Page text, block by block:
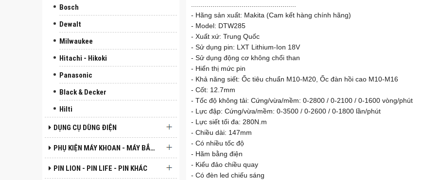
Bosch
Dewalt
Milwaukee
Hitachi - Hikoki
Panasonic
Black & Decker
Hilti
DỤNG CỤ DÙNG ĐIỆN
PHỤ KIỆN MÁY KHOAN - MÁY BẮN VÍT
PIN LION - PIN LIFE - PIN KHÁC
......................................................
- Hãng sản xuất: Makita (Cam kết hàng chính hãng)
- Model: DTW285
- Xuất xứ: Trung Quốc
- Sử dụng pin: LXT Lithium-Ion 18V
- Sử dụng động cơ không chổi than
- Hiển thị mức pin
- Khả năng siết: Ốc tiêu chuẩn M10-M20, Ốc đàn hồi cao M10-M16
- Cốt: 12.7mm
- Tốc độ không tải: Cứng/vừa/mềm: 0-2800 / 0-2100 / 0-1600 vòng/phút
- Lực đập: Cứng/vừa/mềm: 0-3500 / 0-2600 / 0-1800 lần/phút
- Lực siết tối đa: 280N.m
- Chiều dài: 147mm
- Có nhiều tốc độ
- Hãm bằng điện
- Kiểu đảo chiều quay
- Có đèn led chiếu sáng